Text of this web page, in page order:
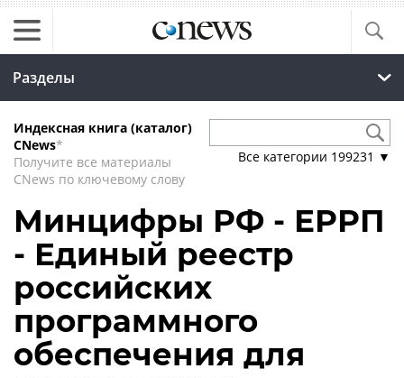
Разделы
Индексная книга (каталог)
CNews*
Получите все материалы
CNews по ключевому слову
Все категории 199231 ▼
Минцифры РФ - ЕРРП
- Единый реестр
российских
программного
обеспечения для